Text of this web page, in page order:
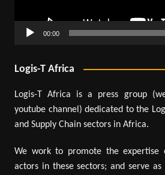
00:00
Logis-T Africa
Logis-T Africa is a press group
youtube channel) dedicated to the
and Supply Chain sectors in Africa.
We work to promote the expertise
actors in these sectors; and serve